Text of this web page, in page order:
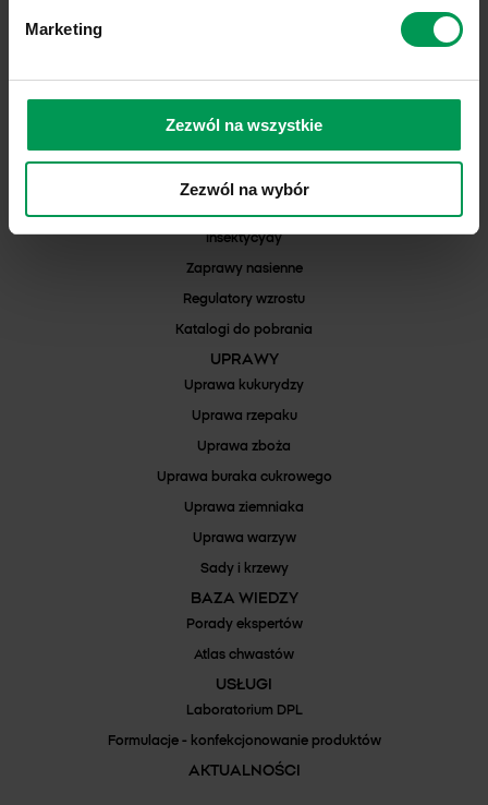
Marketing
Zezwól na wszystkie
Zezwól na wybór
REGON: 000042352
Numer Rejestrowy BDO: 000025132
PRODUKTY
Insektycydy
Zaprawy nasienne
Regulatory wzrostu
Katalogi do pobrania
UPRAWY
Uprawa kukurydzy
Uprawa rzepaku
Uprawa zboża
Uprawa buraka cukrowego
Uprawa ziemniaka
Uprawa warzyw
Sady i krzewy
BAZA WIEDZY
Porady ekspertów
Atlas chwastów
USŁUGI
Laboratorium DPL
Formulacje - konfekcjonowanie produktów
AKTUALNOŚCI